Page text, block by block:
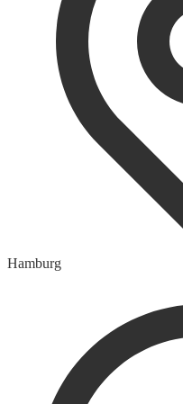
Hamburg